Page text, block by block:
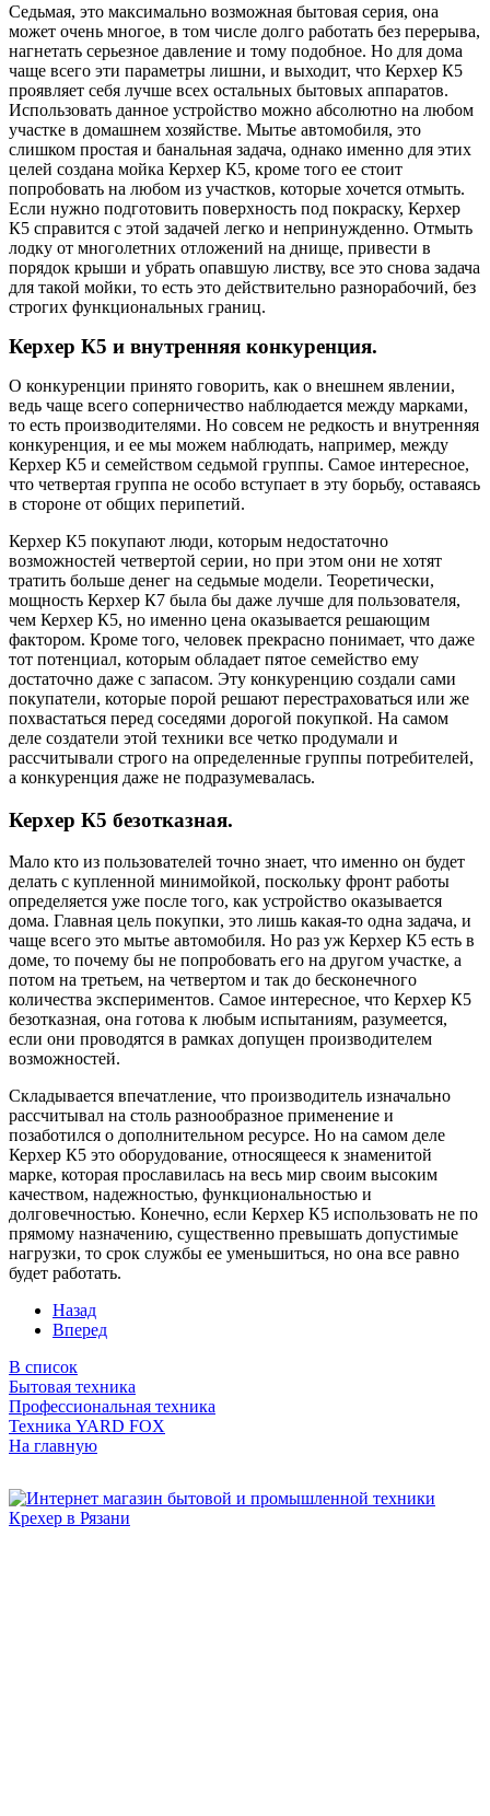
Седьмая, это максимально возможная бытовая серия, она
может очень многое, в том числе долго работать без перерыва,
нагнетать серьезное давление и тому подобное. Но для дома
чаще всего эти параметры лишни, и выходит, что Керхер К5
проявляет себя лучше всех остальных бытовых аппаратов.
Использовать данное устройство можно абсолютно на любом
участке в домашнем хозяйстве. Мытье автомобиля, это
слишком простая и банальная задача, однако именно для этих
целей создана мойка Керхер К5, кроме того ее стоит
попробовать на любом из участков, которые хочется отмыть.
Если нужно подготовить поверхность под покраску, Керхер
К5 справится с этой задачей легко и непринужденно. Отмыть
лодку от многолетних отложений на днище, привести в
порядок крыши и убрать опавшую листву, все это снова задача
для такой мойки, то есть это действительно разнорабочий, без
строгих функциональных границ.
Керхер К5 и внутренняя конкуренция.
О конкуренции принято говорить, как о внешнем явлении,
ведь чаще всего соперничество наблюдается между марками,
то есть производителями. Но совсем не редкость и внутренняя
конкуренция, и ее мы можем наблюдать, например, между
Керхер К5 и семейством седьмой группы. Самое интересное,
что четвертая группа не особо вступает в эту борьбу, оставаясь
в стороне от общих перипетий.
Керхер К5 покупают люди, которым недостаточно
возможностей четвертой серии, но при этом они не хотят
тратить больше денег на седьмые модели. Теоретически,
мощность Керхер К7 была бы даже лучше для пользователя,
чем Керхер К5, но именно цена оказывается решающим
фактором. Кроме того, человек прекрасно понимает, что даже
тот потенциал, которым обладает пятое семейство ему
достаточно даже с запасом. Эту конкуренцию создали сами
покупатели, которые порой решают перестраховаться или же
похвастаться перед соседями дорогой покупкой. На самом
деле создатели этой техники все четко продумали и
рассчитывали строго на определенные группы потребителей,
а конкуренция даже не подразумевалась.
Керхер К5 безотказная.
Мало кто из пользователей точно знает, что именно он будет
делать с купленной минимойкой, поскольку фронт работы
определяется уже после того, как устройство оказывается
дома. Главная цель покупки, это лишь какая-то одна задача, и
чаще всего это мытье автомобиля. Но раз уж Керхер К5 есть в
доме, то почему бы не попробовать его на другом участке, а
потом на третьем, на четвертом и так до бесконечного
количества экспериментов. Самое интересное, что Керхер К5
безотказная, она готова к любым испытаниям, разумеется,
если они проводятся в рамках допущен производителем
возможностей.
Складывается впечатление, что производитель изначально
рассчитывал на столь разнообразное применение и
позаботился о дополнительном ресурсе. Но на самом деле
Керхер К5 это оборудование, относящееся к знаменитой
марке, которая прославилась на весь мир своим высоким
качеством, надежностью, функциональностью и
долговечностью. Конечно, если Керхер К5 использовать не по
прямому назначению, существенно превышать допустимые
нагрузки, то срок службы ее уменьшиться, но она все равно
будет работать.
Назад
Вперед
В список
Бытовая техника
Профессиональная техника
Техника YARD FOX
На главную